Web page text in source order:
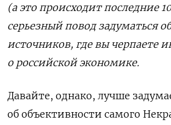
(а это происходит последние
серьезный повод задуматься
источников, где вы черпаете
о российской экономике.
Давайте, однако, лучше
об объективности самого